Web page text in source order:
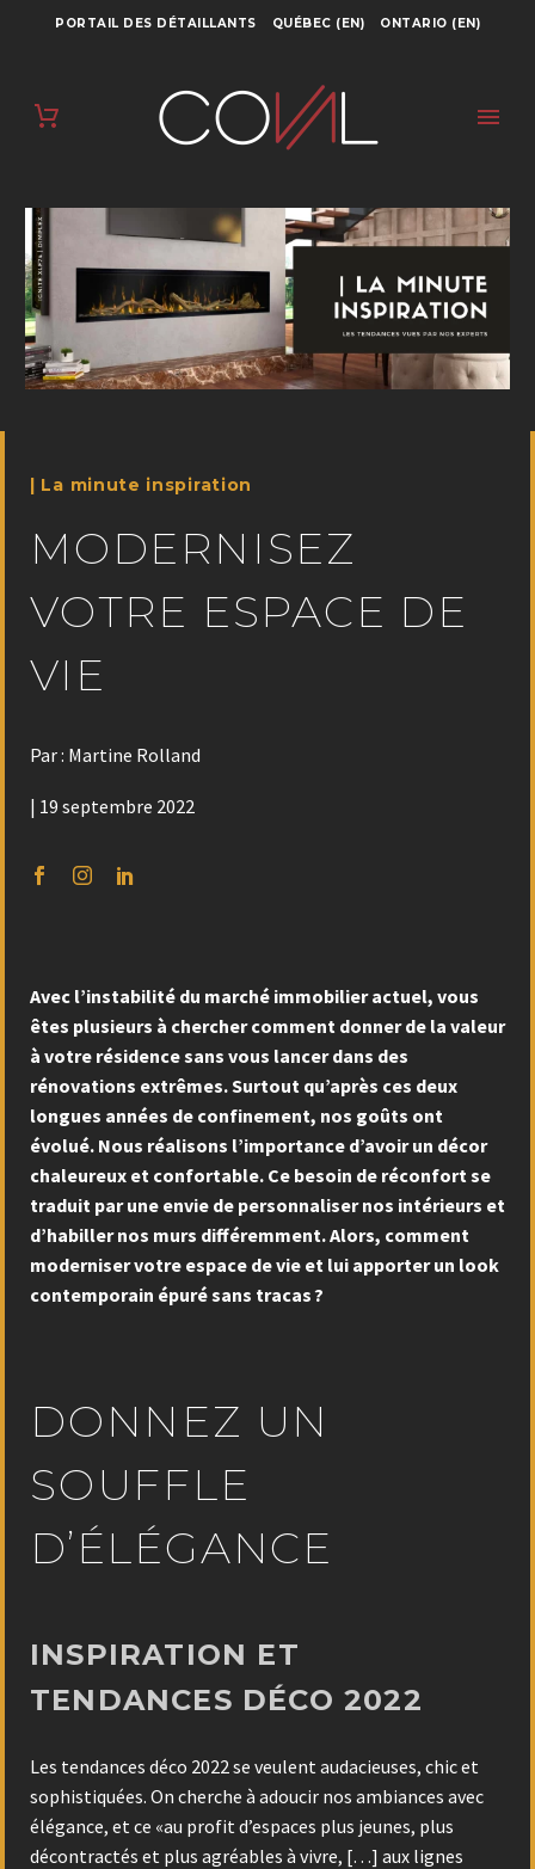
PORTAIL DES DÉTAILLANTS QUÉBEC (EN) ONTARIO (EN)
| La minute inspiration
MODERNISEZ
VOTRE ESPACE DE
VIE
Par : Martine Rolland
| 19 septembre 2022
Avec l’instabilité du marché immobilier actuel, vous
êtes plusieurs à chercher comment donner de la valeur
à votre résidence sans vous lancer dans des
rénovations extrêmes. Surtout qu’après ces deux
longues années de confinement, nos goûts ont
évolué. Nous réalisons l’importance d’avoir un décor
chaleureux et confortable. Ce besoin de réconfort se
traduit par une envie de personnaliser nos intérieurs et
d’habiller nos murs différemment. Alors, comment
moderniser votre espace de vie et lui apporter un look
contemporain épuré sans tracas ?
DONNEZ UN
SOUFFLE
D’ÉLÉGANCE
INSPIRATION ET
TENDANCES DÉCO 2022
Les tendances déco 2022 se veulent audacieuses, chic et
sophistiquées. On cherche à adoucir nos ambiances avec
élégance, et ce «au profit d’espaces plus jeunes, plus
décontractés et plus agréables à vivre, […] aux lignes